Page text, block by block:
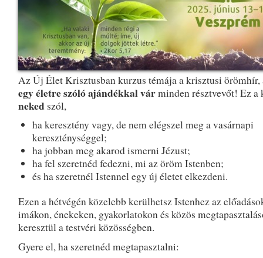
Az Új Élet Krisztusban kurzus témája a krisztusi
egy életre szóló ajándékkal várminden résztvevőt! Ez a
neked szól,
ha keresztény vagy, de nem elégszel meg a vasárnapi
kereszténységgel;
ha jobban meg akarod ismerni Jézust;
ha fel szeretnéd fedezni, mi az öröm Istenben;
és ha szeretnél Istennel egy új életet elkezdeni.
Ezen a hétvégén közelebb kerülhetsz Istenhez az
imákon, énekeken, gyakorlatokon és közös
keresztül a testvéri közösségben.
Gyere el, ha szeretnéd megtapasztalni: